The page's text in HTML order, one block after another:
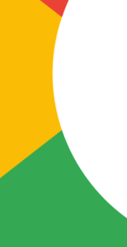
La Sole en
Cadena 3